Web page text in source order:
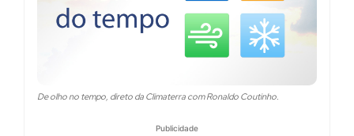
De olho no tempo, direto da Climaterra com Ronaldo Coutinho.
Publicidade